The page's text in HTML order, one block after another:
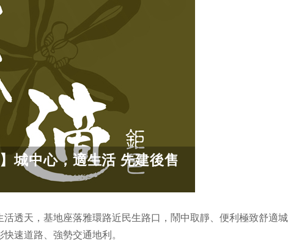
城中心，適生活 先建後售
活透天，基地座落雅環路近民生路口，鬧中取靜、便利極致舒適城
速道路、強勢交通地利。